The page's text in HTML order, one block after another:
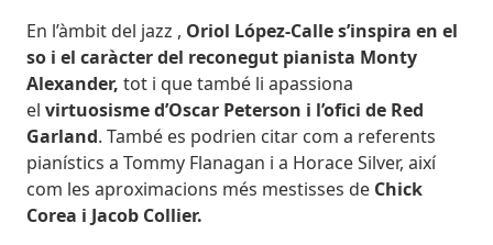
En l’àmbit del jazz , Oriol López-Calle s’inspira en el
so i el caràcter del reconegut pianista Monty
Alexander, tot i que també li apassiona
el virtuosisme d’Oscar Peterson i l’ofici de Red
Garland. També es podrien citar com a referents
pianístics a Tommy Flanagan i a Horace Silver, així
com les aproximacions més mestisses de Chick
Corea i Jacob Collier.